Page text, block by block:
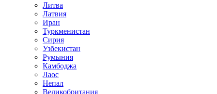
Литва
Латвия
Иран
Туркменистан
Сирия
Узбекистан
Румыния
Камбоджа
Лаос
Непал
Великобритания